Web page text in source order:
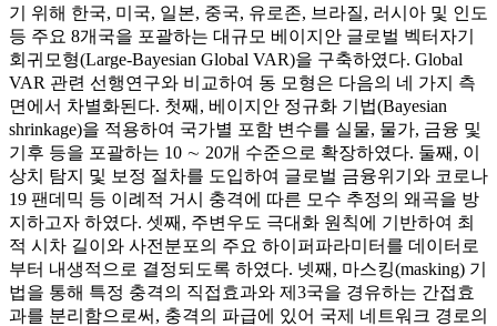
기 위해 한국, 미국, 일본, 중국, 유로존, 브라질, 러시아 및 인도
등 주요 8개국을 포괄하는 대규모 베이지안 글로벌 벡터자기
회귀모형(Large-Bayesian Global VAR)을 구축하였다. Global
VAR 관련 선행연구와 비교하여 동 모형은 다음의 네 가지 측
면에서 차별화된다. 첫째, 베이지안 정규화 기법(Bayesian
shrinkage)을 적용하여 국가별 포함 변수를 실물, 물가, 금융 및
기후 등을 포괄하는 10 ∼ 20개 수준으로 확장하였다. 둘째, 이
상치 탐지 및 보정 절차를 도입하여 글로벌 금융위기와 코로나
19 팬데믹 등 이례적 거시 충격에 따른 모수 추정의 왜곡을 방
지하고자 하였다. 셋째, 주변우도 극대화 원칙에 기반하여 최
적 시차 길이와 사전분포의 주요 하이퍼파라미터를 데이터로
부터 내생적으로 결정되도록 하였다. 넷째, 마스킹(masking) 기
법을 통해 특정 충격의 직접효과와 제3국을 경유하는 간접효
과를 분리함으로써, 충격의 파급에 있어 국제 네트워크 경로의